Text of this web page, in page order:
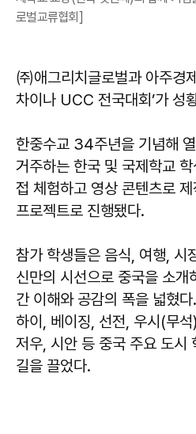
로벌교류협회]
㈜애그리치글로벌과 아주경
차이나 UCC 전국대회’가 성
한중수교 34주년을 기념해
거주하는 한국 및 국제학교
접 체험하고 영상 콘텐츠로
프로젝트로 진행됐다.
참가 학생들은 음식, 여행, 시
신만의 시선으로 중국을 소개
간 이해와 공감의 폭을 넓혔
하이, 베이징, 선전, 우시(무
저우, 시안 등 중국 주요 도시
길을 끌었다.